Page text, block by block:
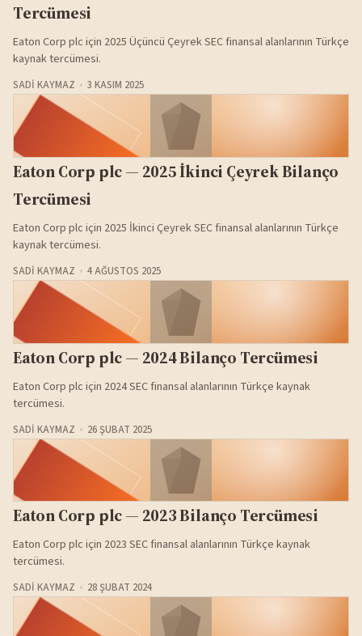
Tercümesi
Eaton Corp plc için 2025 Üçüncü Çeyrek SEC finansal alanlarının Türkçe
kaynak tercümesi.
SADI KAYMAZ 3 KASIM 2025
Eaton Corp plc — 2025 İkinci Çeyrek Bilanço
Tercümesi
Eaton Corp plc için 2025 İkinci Çeyrek SEC finansal alanlarının Türkçe
kaynak tercümesi.
SADI KAYMAZ 4 AĞUSTOS 2025
Eaton Corp plc — 2024 Bilanço Tercümesi
Eaton Corp plc için 2024 SEC finansal alanlarının Türkçe kaynak
tercümesi.
SADI KAYMAZ 26 ŞUBAT 2025
Eaton Corp plc — 2023 Bilanço Tercümesi
Eaton Corp plc için 2023 SEC finansal alanlarının Türkçe kaynak
tercümesi.
SADI KAYMAZ 28 ŞUBAT 2024